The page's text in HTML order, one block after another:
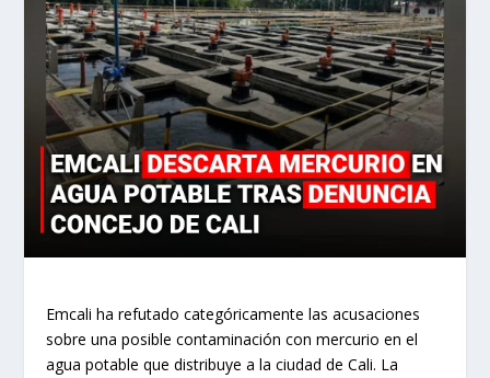
Emcali ha refutado categóricamente las acusaciones
sobre una posible contaminación con mercurio en el
agua potable que distribuye a la ciudad de Cali. La